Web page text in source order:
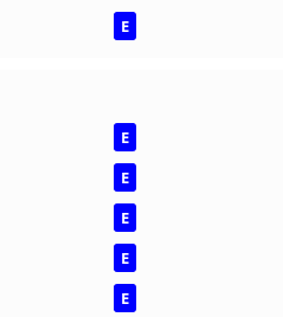
E
E
E
E
E
E